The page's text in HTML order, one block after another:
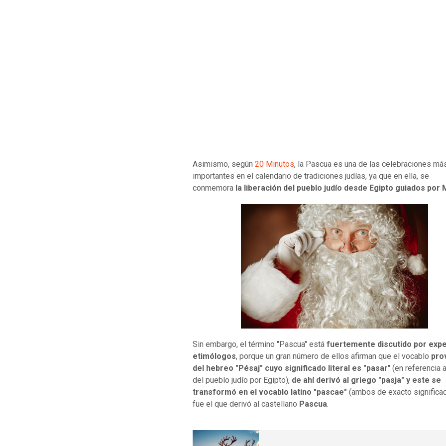
Asimismo, según 20 Minutos, la Pascua es una de las celebraciones
importantes en el calendario de tradiciones judías, ya que en ella, se
conmemora la liberación del pueblo judío desde Egipto guiados por
Sin embargo, el término "Pascua" está fuertemente discutido por
etimólogos, porque un gran número de ellos afirman que el vocablo
del hebreo "Pésaj" cuyo significado literal es "pasar" (en referencia
del pueblo judío por Egipto), de ahí derivó al griego "pasja" y este se
transformó en el vocablo latino "pascae" (ambos de exacto
fue el que derivó al castellano Pascua.